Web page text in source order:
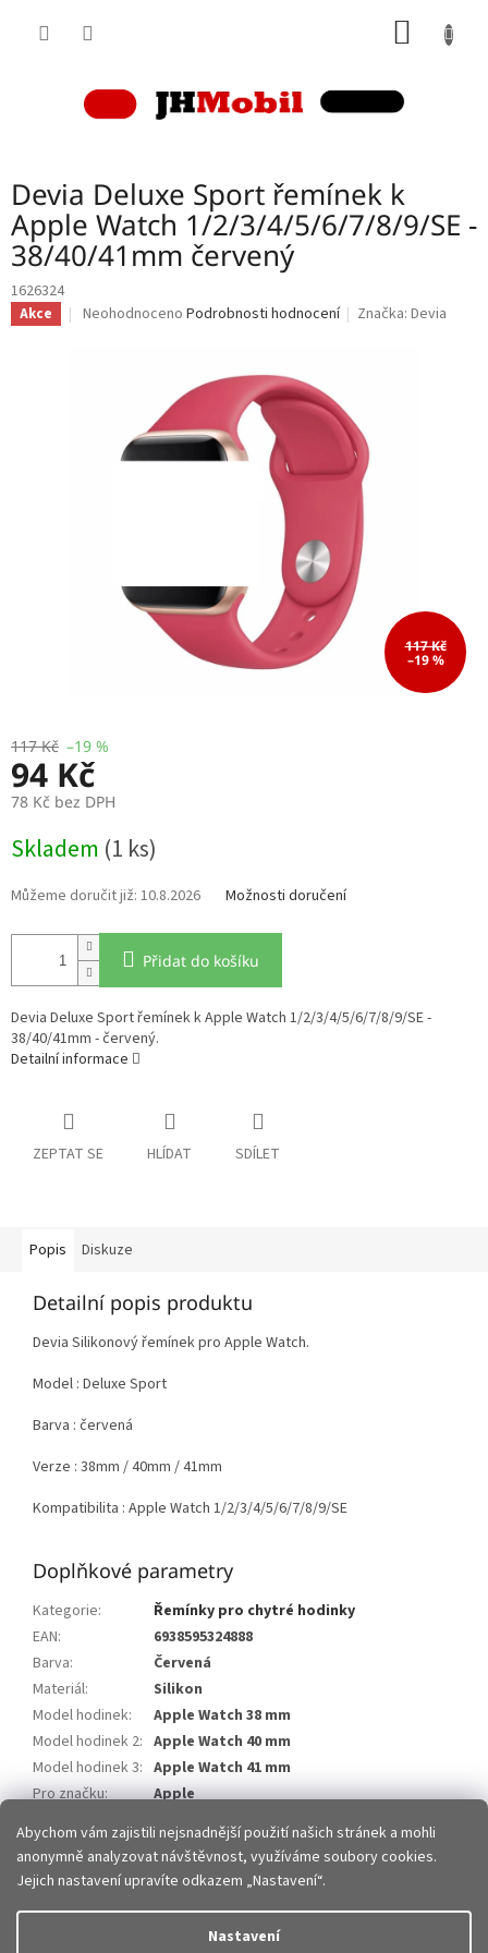
Abychom vám zajistili nejsnadnější použití našich stránek a mohli
anonymně analyzovat návštěvnost, využíváme soubory cookies.
Jejich nastavení upravíte odkazem „Nastavení“.
Nastavení
Devia Deluxe Sport řemínek k
Apple Watch 1/2/3/4/5/6/7/8/9/SE -
38/40/41mm červený
1626324
Akce
Průměrné
hvězdiček.
Neohodnoceno Podrobnosti hodnocení Značka:Devia
117 Kč
–19 %
117 Kč –19 %
94 Kč
78 Kč bez DPH
cena:
Skladem (1 ks)
10.8.2026 Možnosti doručení
Přidat do košíku
Devia Deluxe Sport řemínek k Apple Watch 1/2/3/4/5/6/7/8/9/SE -
38/40/41mm - červený.
Detailní informace
ZEPTAT SE HLÍDAT SDÍLET
Popis Diskuze
Detailní popis produktu
Devia Silikonový řemínek pro Apple Watch.
Model : Deluxe Sport
Barva : červená
Verze : 38mm / 40mm / 41mm
Kompatibilita : Apple Watch 1/2/3/4/5/6/7/8/9/SE
Doplňkové parametry
Kategorie:
Řemínky pro chytré hodinky
EAN:
6938595324888
Barva:
Červená
Materiál:
Silikon
Model hodinek:
Apple Watch 38 mm
Model hodinek 2: Apple Watch 40 mm
Model hodinek 3: Apple Watch 41 mm
Pro značku: Apple